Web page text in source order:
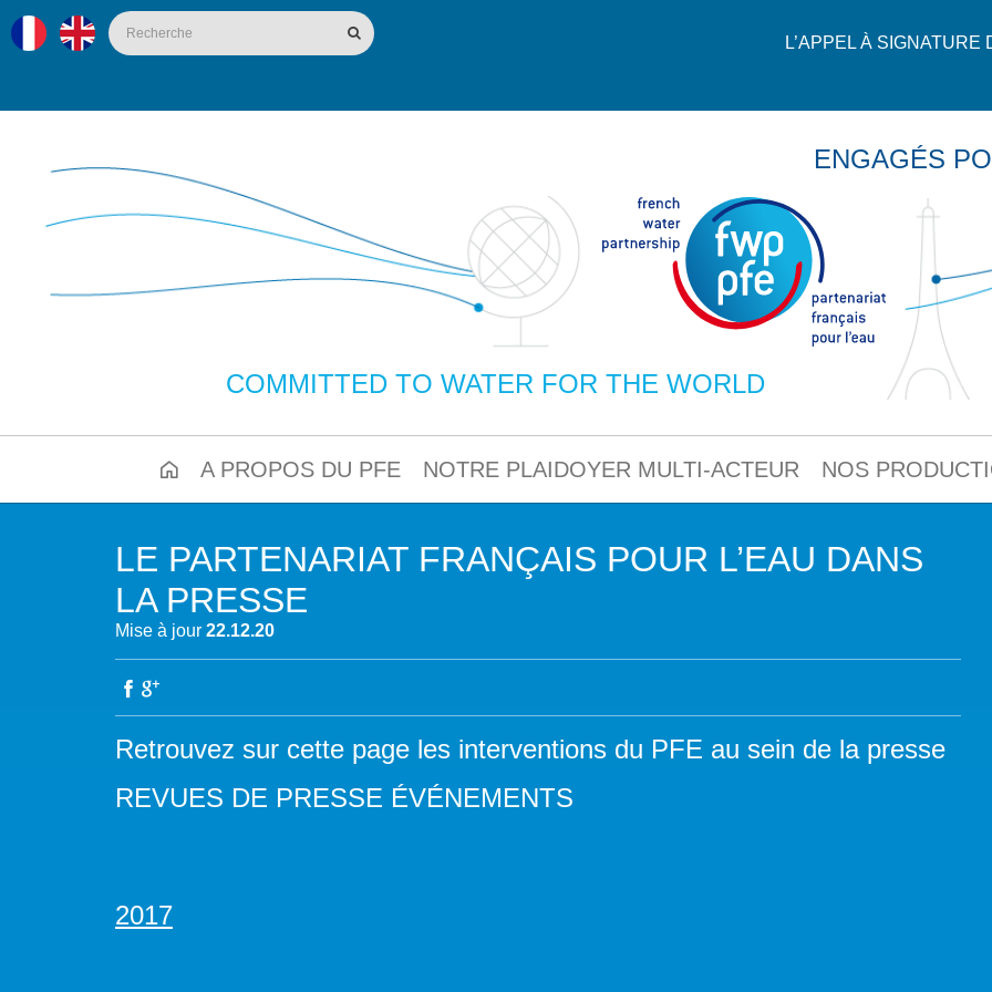
L’APPEL À
COMMITTED TO WATER FOR THE WORLD
ENGAGÉS
A PROPOS DU PFE
LES MEMBRES DU PFE
NOTRE PLAIDOYER MULTI-ACTEUR
EAU & CLIMAT
NOS
LE PARTENARIAT FRANÇAIS POUR L’EAU DANS
LA PRESSE
Mise à jour 22.12.20
Retrouvez sur cette page les interventions du PFE au sein de la presse
REVUES DE PRESSE ÉVÉNEMENTS
2017